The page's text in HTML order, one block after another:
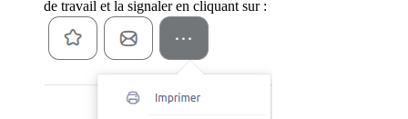
de travail et la signaler en cliquant sur :